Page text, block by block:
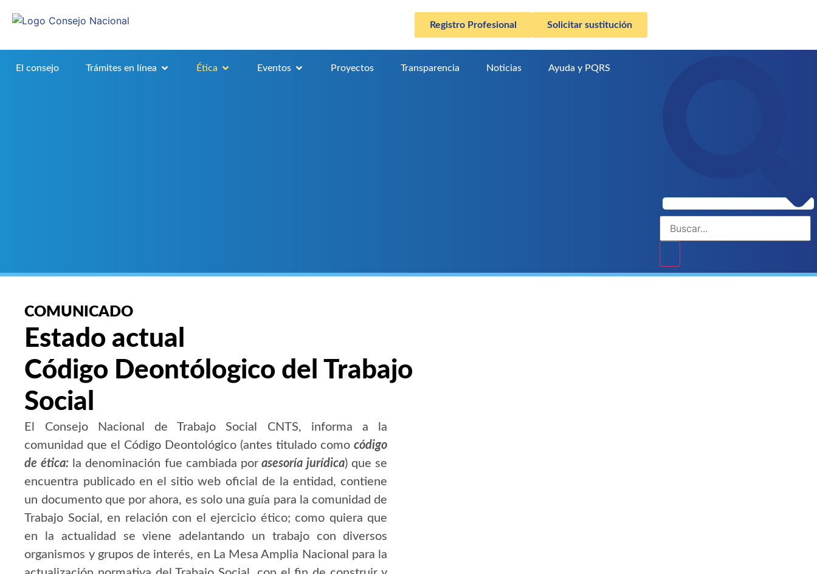
Registro Profesional Solicitar sustitución
El consejo Trámites en línea Ética Eventos Proyectos Transparencia Noticias Ayuda y PQRS
COMUNICADO
Estado actual
Código Deontólogico del Trabajo
Social
El Consejo Nacional de Trabajo Social CNTS, informa a la
comunidad que el Código Deontológico (antes titulado comocódigo
de ética:la denominación fue cambiada por asesoría jurídica) que se
encuentra publicado en el sitio web oficial de la entidad, contiene
un documento que por ahora, es solo una guía para la comunidad de
Trabajo Social, en relación con el ejercicio ético; como quiera que
en la actualidad se viene adelantando un trabajo con diversos
organismos y grupos de interés, en La Mesa Amplia Nacional para la